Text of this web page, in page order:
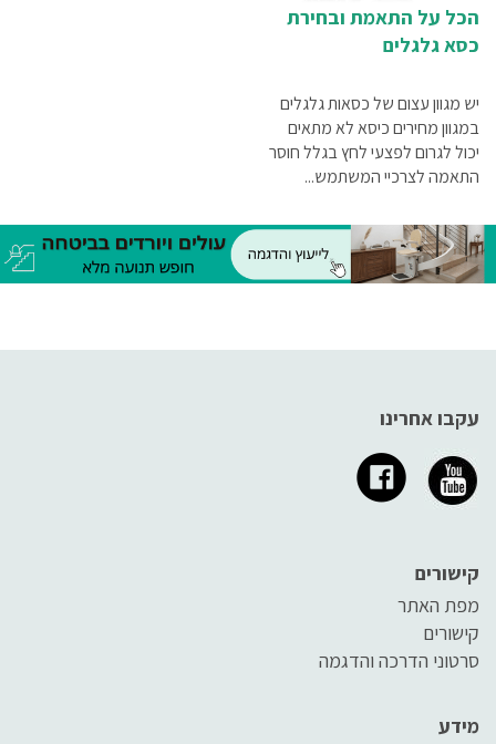
הכל על התאמת ובחירת
כסא גלגלים
יש מגוון עצום של כסאות גלגלים
במגוון מחירים כיסא לא מתאים
יכול לגרום לפצעי לחץ בגלל חוסר
התאמה לצרכיי המשתמש...
עקבו אחרינו
קישורים
מפת האתר
קישורים
סרטוני הדרכה והדגמה
מידע